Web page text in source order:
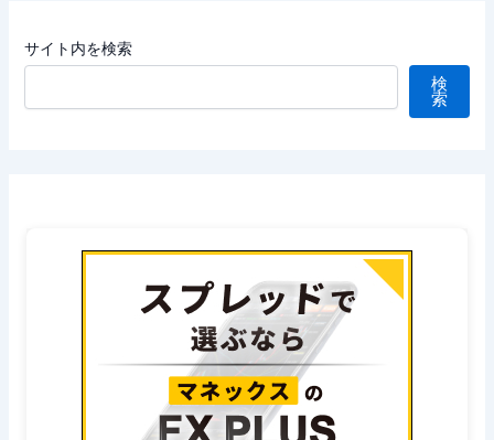
サイト内を検索
検
索